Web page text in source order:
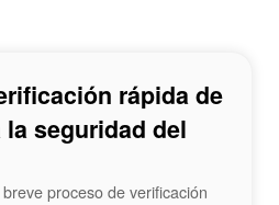
rápida de
seguridad del
proceso de verificación